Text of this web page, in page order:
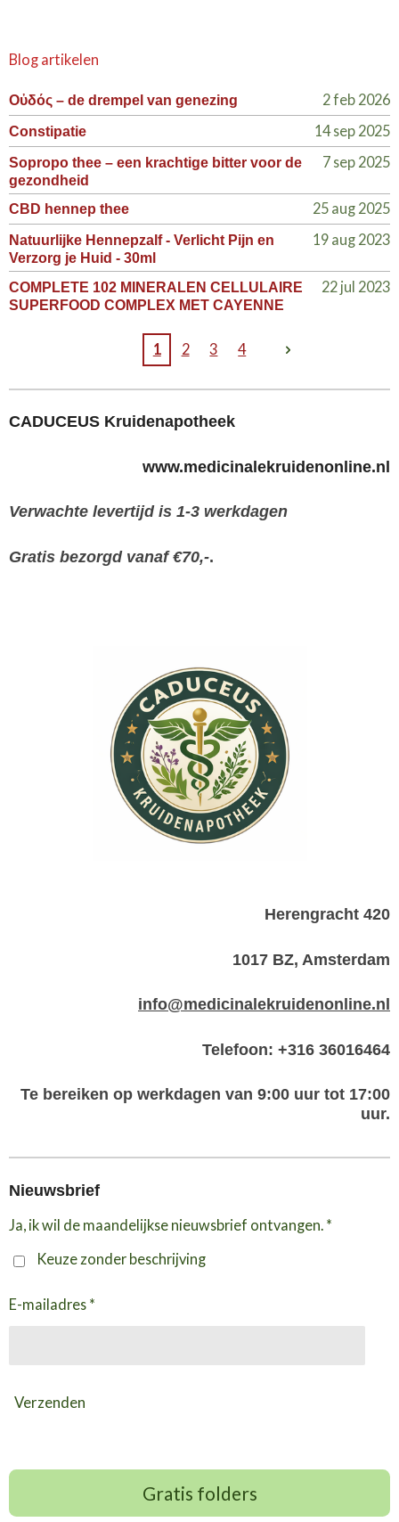
Blog artikelen
Οὐδός – de drempel van genezing 2 feb 2026
Constipatie 14 sep 2025
Sopropo thee – een krachtige bitter voor de
gezondheid
7 sep 2025
CBD hennep thee 25 aug 2025
Natuurlijke Hennepzalf - Verlicht Pijn en
Verzorg je Huid - 30ml
19 aug 2023
COMPLETE 102 MINERALEN CELLULAIRE
SUPERFOOD COMPLEX MET CAYENNE
22 jul 2023
1 2 3 4
CADUCEUS Kruidenapotheek
www.medicinalekruidenonline.nl
Verwachte levertijd is 1-3 werkdagen
Gratis bezorgd vanaf €70,-.
Herengracht 420
1017 BZ, Amsterdam
info@medicinalekruidenonline.nl
Telefoon: +316 36016464
Te bereiken op werkdagen van 9:00 uur tot 17:00
uur.
Nieuwsbrief
Ja, ik wil de maandelijkse nieuwsbrief ontvangen. *
Keuze zonder beschrijving
E-mailadres *
Verzenden
Gratis folders